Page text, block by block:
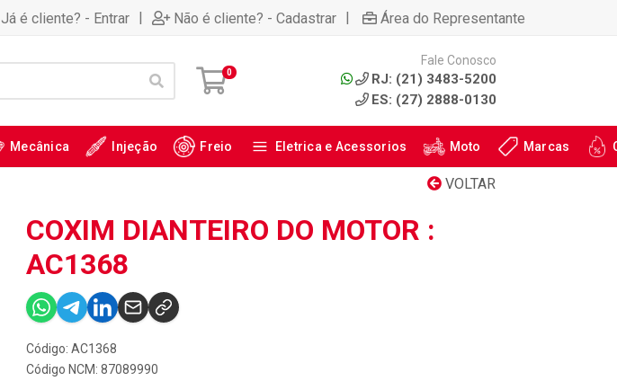
Já é cliente? - Entrar | Não é cliente? - Cadastrar | Área do Representante
0
Fale Conosco
RJ: (21) 3483-5200
ES: (27) 2888-0130
Mecânica Injeção Freio Eletrica e Acessorios Moto Marcas
VOLTAR
COXIM DIANTEIRO DO MOTOR :
AC1368
Código: AC1368
Código NCM: 87089990